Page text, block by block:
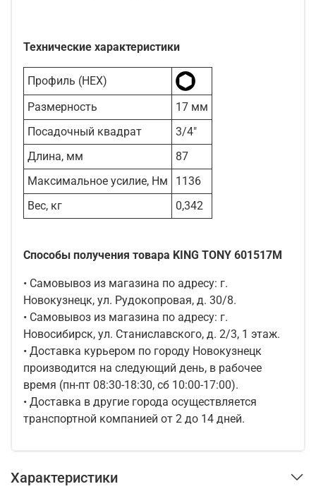
Технические характеристики
Профиль (HEX)
Размерность
17 мм
Посадочный квадрат
3/4"
Длина, мм
87
Максимальное усилие, Нм
1136
Вес, кг
0,342
Способы получения товара KING TONY 601517M
• Самовывоз из магазина по адресу: г.
Новокузнецк, ул. Рудокопровая, д. 30/8.
• Самовывоз из магазина по адресу: г.
Новосибирск, ул. Станиславского, д. 2/3, 1 этаж.
• Доставка курьером по городу Новокузнецк
производится на следующий день, в рабочее
время (пн-пт 08:30-18:30, сб 10:00-17:00).
• Доставка в другие города осуществляется
транспортной компанией от 2 до 14 дней.
Характеристики